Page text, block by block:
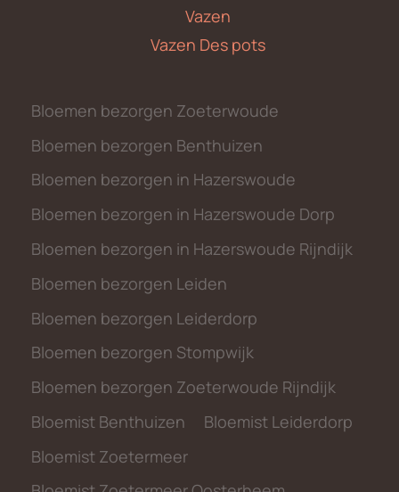
Vazen
Vazen Des pots
Bloemen bezorgen Zoeterwoude
Bloemen bezorgen Benthuizen
Bloemen bezorgen in Hazerswoude
Bloemen bezorgen in Hazerswoude Dorp
Bloemen bezorgen in Hazerswoude Rijndijk
Bloemen bezorgen Leiden
Bloemen bezorgen Leiderdorp
Bloemen bezorgen Stompwijk
Bloemen bezorgen Zoeterwoude Rijndijk
Bloemist Benthuizen
Bloemist Leiderdorp
Bloemist Zoetermeer